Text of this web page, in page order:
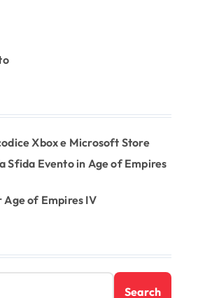
Xbox e Microsoft Store
Sfida Evento in Age of Empires
Age of Empires IV